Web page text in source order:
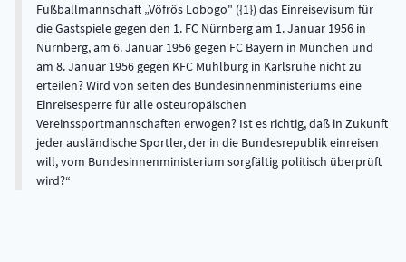
Fußballmannschaft „Vöfrös Lobogo" ({1}) das Einreisevisum für
die Gastspiele gegen den 1. FC Nürnberg am 1. Januar 1956 in
Nürnberg, am 6. Januar 1956 gegen FC Bayern in München und
am 8. Januar 1956 gegen KFC Mühlburg in Karlsruhe nicht zu
erteilen? Wird von seiten des Bundesinnenministeriums eine
Einreisesperre für alle osteuropäischen
Vereinssportmannschaften erwogen? Ist es richtig, daß in Zukunft
jeder ausländische Sportler, der in die Bundesrepublik einreisen
will, vom Bundesinnenministerium sorgfältig politisch überprüft
wird?